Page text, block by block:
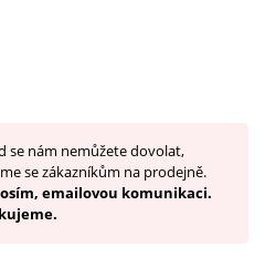
se nám nemůžete dovolat,
se zákazníkům na prodejně.
emailovou komunikaci.